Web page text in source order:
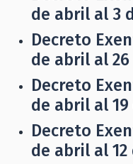
de abril al 3
Decreto
de abril al
Decreto
de abril al
Decreto
de abril al 12